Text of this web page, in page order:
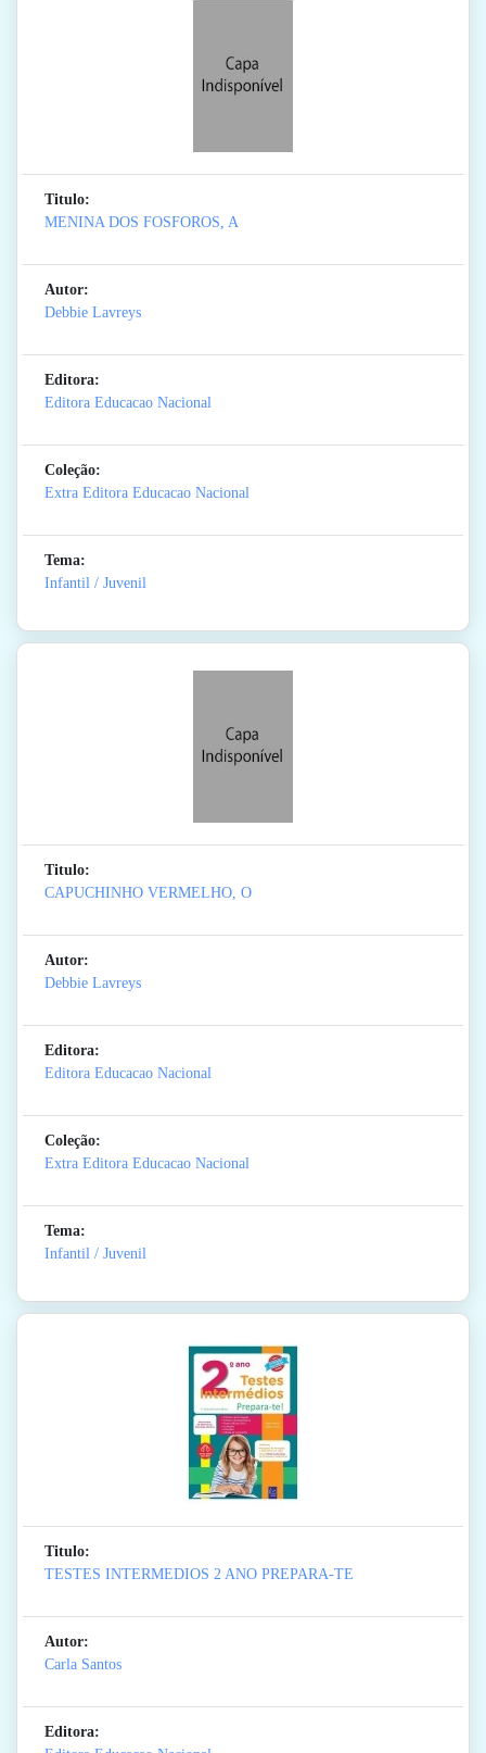
Titulo:
MENINA DOS FOSFOROS, A
Autor:
Debbie Lavreys
Editora:
Editora Educacao Nacional
Coleção:
Extra Editora Educacao Nacional
Tema:
Infantil / Juvenil
Titulo:
CAPUCHINHO VERMELHO, O
Autor:
Debbie Lavreys
Editora:
Editora Educacao Nacional
Coleção:
Extra Editora Educacao Nacional
Tema:
Infantil / Juvenil
Titulo:
TESTES INTERMEDIOS 2 ANO PREPARA-TE
Autor:
Carla Santos
Editora: